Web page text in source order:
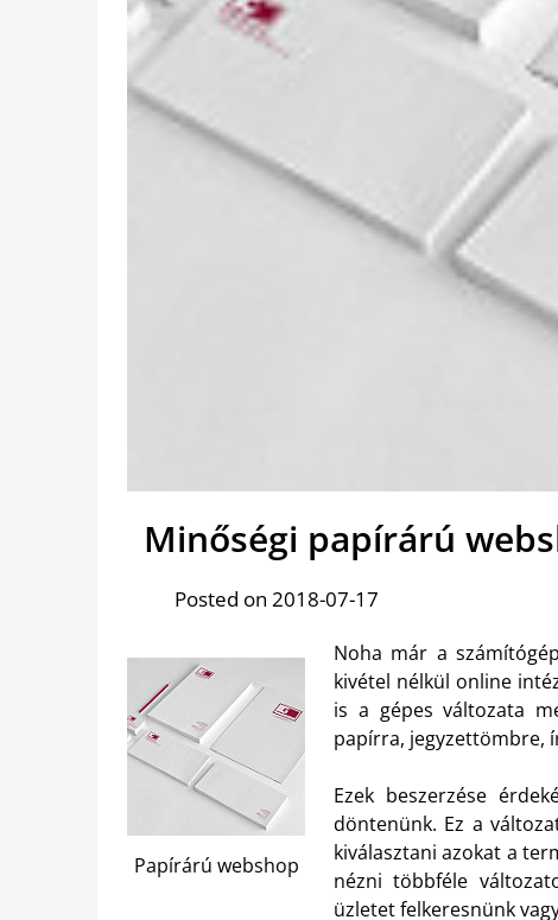
Minőségi papírárú
Posted on 2018-07-17
Papírárú webshop
Noha már a
kivétel nélkül online
is a gépes változata
papírra, jegyzettömbre,
Ezek beszerzése
döntenünk. Ez a
kiválasztani azokat a
nézni többféle
üzletet felkeresnünk